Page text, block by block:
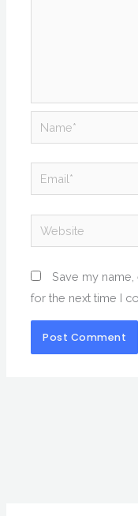
Name*
Email*
Website
Save my
for the next time I